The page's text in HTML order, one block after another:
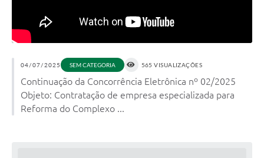
04/07/2025 SEM CATEGORIA 565 VISUALIZAÇÕES
Continuação da Concorrência Eletrônica nº 02/2025
Objeto: Contratação de empresa especializada para
Reforma do Complexo ...